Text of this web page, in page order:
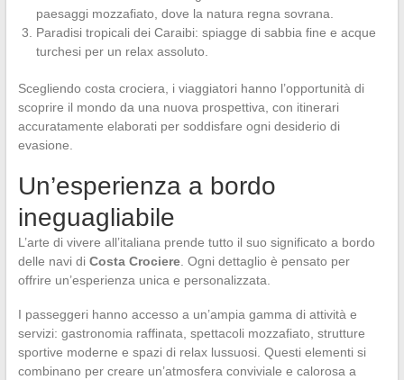
paesaggi mozzafiato, dove la natura regna sovrana.
Paradisi tropicali dei Caraibi: spiagge di sabbia fine e acque
turchesi per un relax assoluto.
Scegliendo costa crociera, i viaggiatori hanno l’opportunità di
scoprire il mondo da una nuova prospettiva, con itinerari
accuratamente elaborati per soddisfare ogni desiderio di
evasione.
Un’esperienza a bordo
ineguagliabile
L’arte di vivere all’italiana prende tutto il suo significato a bordo
delle navi di Costa Crociere. Ogni dettaglio è pensato per
offrire un’esperienza unica e personalizzata.
I passeggeri hanno accesso a un’ampia gamma di attività e
servizi: gastronomia raffinata, spettacoli mozzafiato, strutture
sportive moderne e spazi di relax lussuosi. Questi elementi si
combinano per creare un’atmosfera conviviale e calorosa a